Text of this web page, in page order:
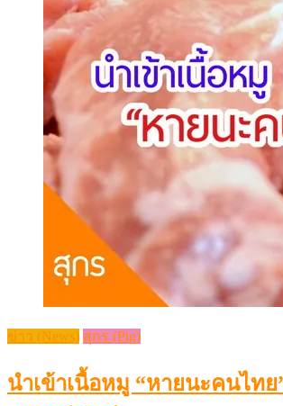
ข่าว (News) สุกร (Pig)
นำเข้าเนื้อหมู “หายนะคนไทย